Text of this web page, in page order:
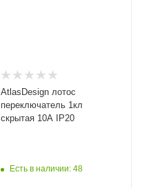
AtlasDesign лотос
переключатель 1кл
скрытая 10А IP20
Есть в наличии: 48